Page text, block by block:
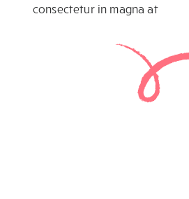
consectetur in magna at